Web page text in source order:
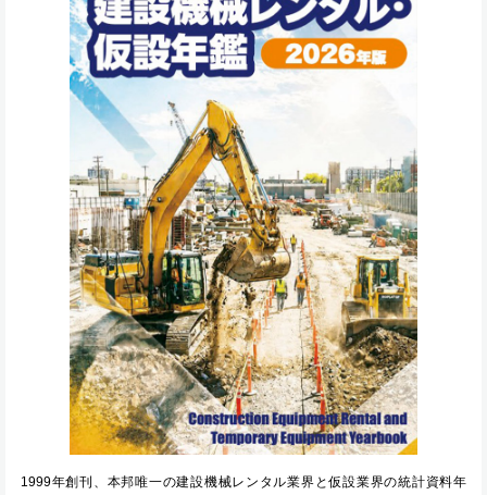
1999年創刊、本邦唯一の建設機械レンタル業界と仮設業界の統計資料年